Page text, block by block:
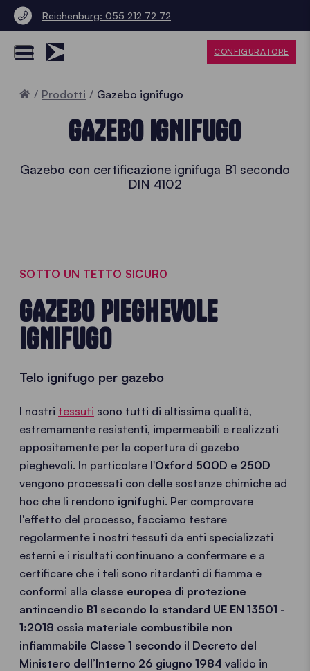
Reichenburg: 055 212 72 72
CONFIGURATORE
Home
Prodotti Gazebo ignifugo
GAZEBO IGNIFUGO
Gazebo con certificazione ignifuga B1 secondo
DIN 4102
SOTTO UN TETTO SICUR0
GAZEBO PIEGHEVOLE
IGNIFUGO
Telo ignifugo per gazebo
I nostri tessuti sono tutti di altissima qualità,
estremamente resistenti, impermeabili e realizzati
appositamente per la copertura di gazebo
pieghevoli. In particolare l'Oxford 500D e 250D
vengono processati con delle sostanze chimiche ad
hoc che li rendono ignifughi. Per comprovare
l'effetto del processo, facciamo testare
regolarmente i nostri tessuti da enti specializzati
esterni e i risultati continuano a confermare e a
certificare che i teli sono ritardanti di fiamma e
conformi alla classe europea di protezione
antincendio B1 secondo lo standard UE EN 13501 -
1:2018 ossia materiale combustibile non
infiammabile Classe 1 secondo il Decreto del
Ministero dell’Interno 26 giugno 1984 valido in